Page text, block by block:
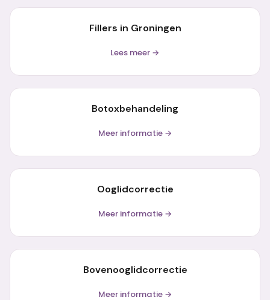
Fillers in Groningen
Lees meer →
Botoxbehandeling
Meer informatie →
Ooglidcorrectie
Meer informatie →
Bovenooglidcorrectie
Meer informatie →